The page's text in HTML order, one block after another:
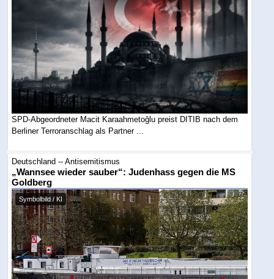
SPD-Abgeordneter Macit Karaahmetoğlu preist DITIB nach dem
Berliner Terroranschlag als Partner ...
Deutschland -- Antisemitismus
„Wannsee wieder sauber“: Judenhass gegen die MS
Goldberg
Symbolbild / KI